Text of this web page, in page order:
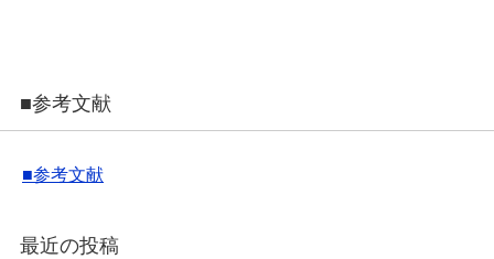
■参考文献
■参考文献
最近の投稿